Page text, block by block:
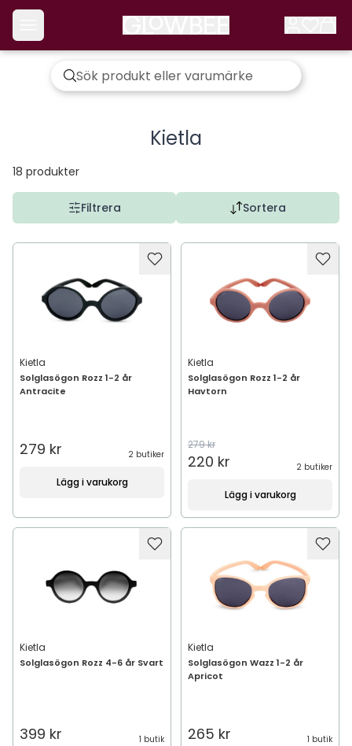
Kietla
18 produkter
Filtrera Sortera
Kietla
Solglasögon Rozz 1-2 år
Antracite
279 kr 2 butiker
Lägg i varukorg
Kietla
Solglasögon Rozz 1-2 år
Havtorn
279 kr
220 kr 2 butiker
Lägg i varukorg
Kietla
Solglasögon Rozz 4-6 år Svart
399 kr 1 butik
Kietla
Solglasögon Wazz 1-2 år
Apricot
265 kr 1 butik